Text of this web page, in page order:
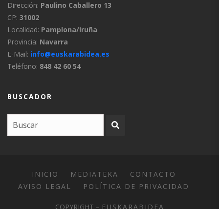
Dirección: Paulino Caballero 13
CP: 31002
Localidad: Pamplona/Iruña
Provincia: Navarra
E-Mail: info@euskarabidea.es
Teléfono: 848 42 60 54
BUSCADOR
INICIO MEDIATEKA
CONTACTO
AVISO LEGAL
POLÍTICA DE PRIVACIDAD
COPYRIGHT – EUSKARABIDEA